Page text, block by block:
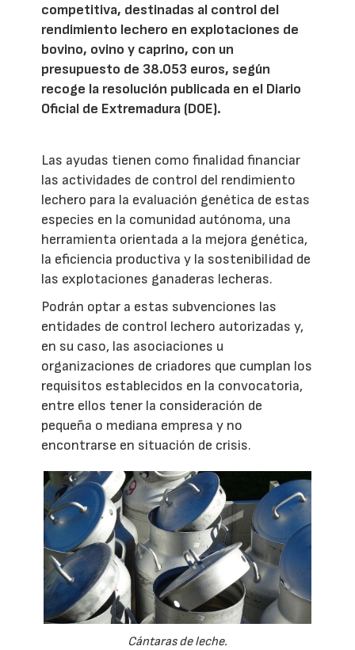
competitiva, destinadas al control del
rendimiento lechero en explotaciones de
bovino, ovino y caprino, con un
presupuesto de 38.053 euros, según
recoge la resolución publicada en el Diario
Oficial de Extremadura (DOE).
Las ayudas tienen como finalidad financiar
las actividades de control del rendimiento
lechero para la evaluación genética de estas
especies en la comunidad autónoma, una
herramienta orientada a la mejora genética,
la eficiencia productiva y la sostenibilidad de
las explotaciones ganaderas lecheras.
Podrán optar a estas subvenciones las
entidades de control lechero autorizadas y,
en su caso, las asociaciones u
organizaciones de criadores que cumplan los
requisitos establecidos en la convocatoria,
entre ellos tener la consideración de
pequeña o mediana empresa y no
encontrarse en situación de crisis.
Cántaras de leche.